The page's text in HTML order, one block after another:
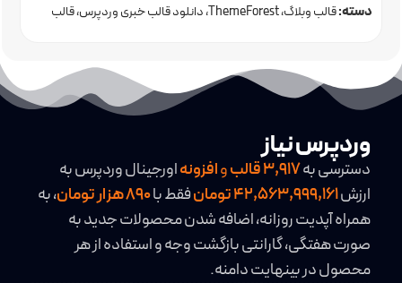
دسته:قالب وبلاگ ThemeForest دانلود قالب خبری وردپرس قالب
وردپرس نیاز
دسترسی به3,917قالبوافزونهاورجینال وردپرس به
ارزش42,563,999,161 تومان فقط با
، به
همراه آپدیت روزانه، اضافه شدن محصولات جدید به
صورت هفتگی، گارانتی بازگشت وجه و استفاده از هر
محصول در بینهایت دامنه.